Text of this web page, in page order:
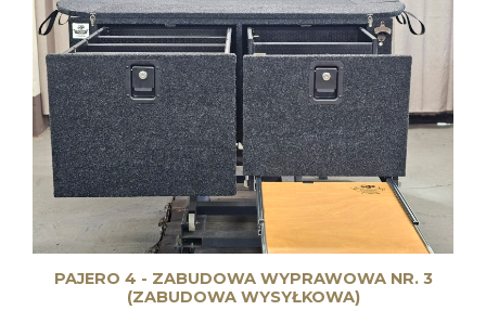
PAJERO 4 - ZABUDOWA WYPRAWOWA NR. 3
(ZABUDOWA WYSYŁKOWA)